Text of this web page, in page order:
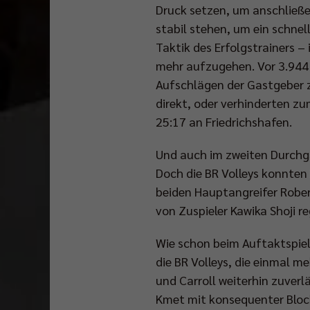
Druck setzen, um
stabil stehen, um ein
Taktik des Erfolgstrainers
mehr aufzugehen. Vor
Aufschlägen der Gastgeber
direkt, oder verhinderten
25:17 an Friedrichshafen.
Und auch im zweiten
Doch die BR Volleys
beiden Hauptangreifer
von Zuspieler Kawika Shoji
Wie schon beim
die BR Volleys, die einmal
und Carroll weiterhin
Kmet mit konsequenter